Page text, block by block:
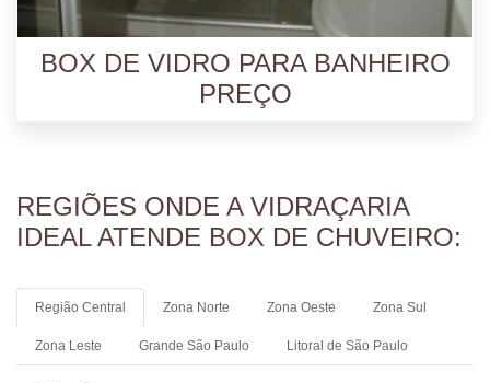
BOX DE VIDRO PARA BANHEIRO
PREÇO
REGIÕES ONDE A VIDRAÇARIA
IDEAL ATENDE BOX DE CHUVEIRO:
Região Central Zona Norte Zona Oeste Zona Sul
Zona Leste Grande São Paulo Litoral de São Paulo